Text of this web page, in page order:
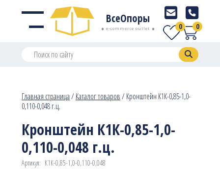
ВсеОпоры
e-commerce outlet 0
0
Главная страница/Каталог товаров/Кронштейн К1К-0,85-1,0-
0,110-0,048 г.ц.
Кронштейн К1К-0,85-1,0-
0,110-0,048 г.ц.
Артикул: К1К-0,85-1,0-0,110-0,048